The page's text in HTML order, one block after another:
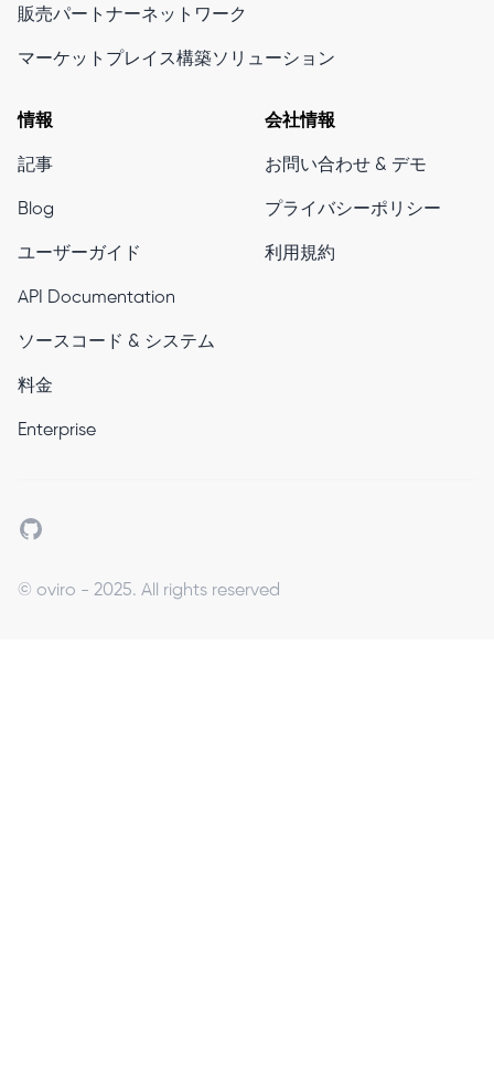
販売パートナーネットワーク
マーケットプレイス構築ソリューション
情報
記事
Blog
ユーザーガイド
API Documentation
ソースコード & システム
料金
Enterprise
会社情報
お問い合わせ & デモ
プライバシーポリシー
利用規約
Github
© oviro - 2025. All rights reserved